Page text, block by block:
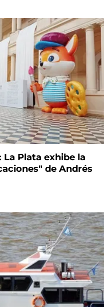
Plata exhibe la
de Andrés